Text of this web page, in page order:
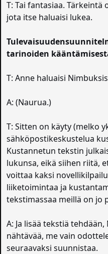
T: Tai fantasiaa.
jota itse haluaisi lukea.
tarinoiden
T: Anne haluaisi
A: (Naurua.)
T: Sitten on käyty (melko
sähköpostikeskustelua
Kustannetun tekstin
lukunsa, eikä siihen riitä,
voittaa kaksi
liiketoimintaa ja
tekstimassaa meillä on jo
A: Ja lisää tekstiä
nähtävää, me vain
seuraavaksi suunnistaa.